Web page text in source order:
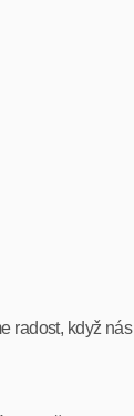
radost, když nás